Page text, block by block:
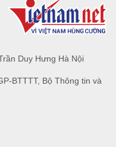
Duy Hưng Hà Nội
BTTTT, Bộ Thông tin và